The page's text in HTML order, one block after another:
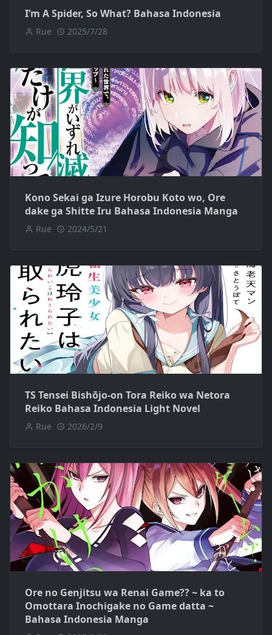
I’m A Spider, So What? Bahasa Indonesia
Rue 2025/7/28
Kono Sekai ga Izure Horobu Koto wo, Ore
dake ga Shitte Iru Bahasa Indonesia Manga
Rue 2024/5/21
TS Tensei Bishōjo-on Tora Reiko wa Netora
Reiko Bahasa Indonesia Light Novel
Rue 2026/2/9
Ore no Genjitsu wa Renai Game?? ~ ka to
Omottara Inochigake no Game datta ~
Bahasa Indonesia Manga